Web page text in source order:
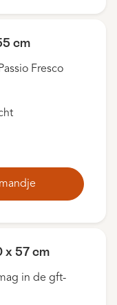
cm
Fresco
x 57 cm
in de gft-